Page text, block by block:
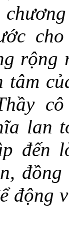
cho
rộng
tâm
lan
đến
động